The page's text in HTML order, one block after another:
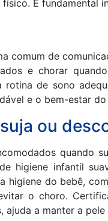
É fundamental
comum de
e chorar
rotina de sono
e o bem-estar do
ou
quando
higiene infantil
higiene do bebê,
o choro.
ajuda a manter a